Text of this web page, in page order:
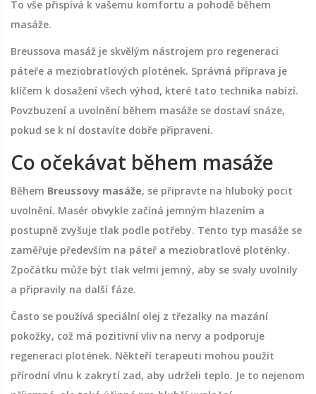
To vše přispívá k vašemu komfortu a pohodě během
masáže.
Breussova masáž je skvělým nástrojem pro regeneraci
páteře a meziobratlových plotének. Správná příprava je
klíčem k dosažení všech výhod, které tato technika nabízí.
Povzbuzení a uvolnění během masáže se dostaví snáze,
pokud se k ní dostavíte dobře připraveni.
Co očekávat během masáže
Během Breussovy masáže, se připravte na hluboký pocit
uvolnění. Masér obvykle začíná jemným hlazením a
postupně zvyšuje tlak podle potřeby. Tento typ masáže se
zaměřuje především na páteř a meziobratlové ploténky.
Zpočátku může být tlak velmi jemný, aby se svaly uvolnily
a připravily na další fáze.
Často se používá speciální olej z třezalky na mazání
pokožky, což má pozitivní vliv na nervy a podporuje
regeneraci plotének. Někteří terapeuti mohou použít
přírodní vlnu k zakrytí zad, aby udrželi teplo. Je to nejenom